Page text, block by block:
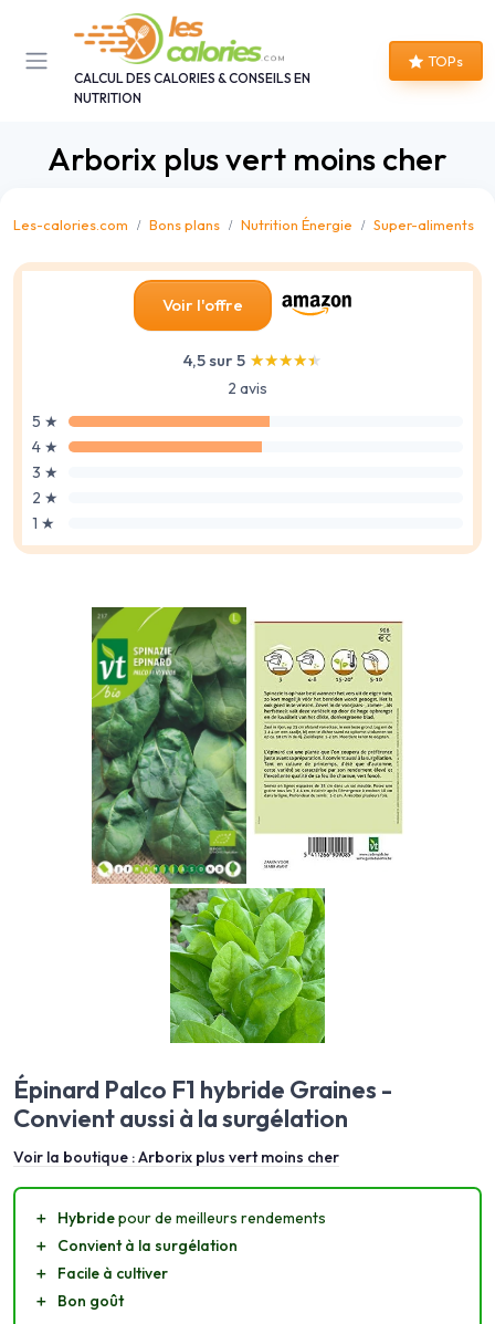
CALCUL DES CALORIES & CONSEILS EN
NUTRITION
TOPs
Arborix plus vert moins cher
Les-calories.com Bons plans Nutrition Énergie Super-aliments
Voir l'offre
4,5 sur 5 ★★★★★
★★★★★
2 avis
5 ★
4 ★
3 ★
2 ★
1 ★
Épinard Palco F1 hybride Graines -
Convient aussi à la surgélation
Voir la boutique :Arborix plus vert moins cher
＋ Hybridepour de meilleurs rendements
＋
Convient à la surgélation
＋
Facile à cultiver
＋
Bon goût
Panneau de gestion des cookies